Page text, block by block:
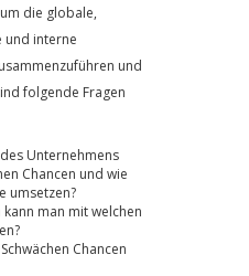
die globale,
und interne
und
folgende Fragen
Unternehmens
Chancen und wie
umsetzen?
kann man mit welchen
Chancen